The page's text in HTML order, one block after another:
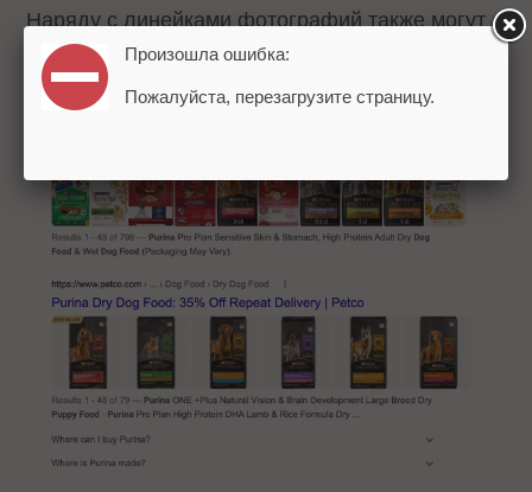
Наряду с линейками фотографий также могут
показываться отдельные картинки в сниппетах:
Произошла ошибка:
Пожалуйста, перезагрузите страницу.